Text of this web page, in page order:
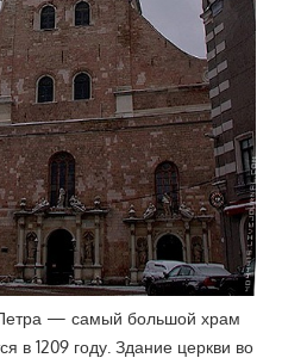
— самый большой храм
в 1209 году. Здание церкви во